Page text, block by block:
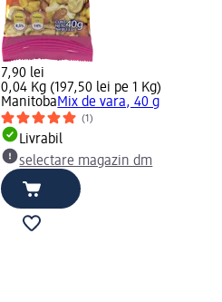
7,90 lei
0,04 Kg (197,50 lei pe 1 Kg)
ManitobaMix de vara, 40 g
(1)
Livrabil
selectare magazin dm